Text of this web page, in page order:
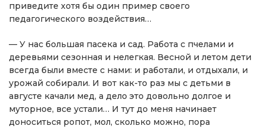
приведите хотя бы один пример своего
педагогического воздействия…
— У нас большая пасека и сад. Работа с пчелами и
деревьями сезонная и нелегкая. Весной и летом дети
всегда были вместе с нами: и работали, и отдыхали, и
урожай собирали. И вот как-то раз мы с детьми в
августе качали мед, а дело это довольно долгое и
муторное, все устали… И тут до меня начинает
доноситься ропот, мол, сколько можно, пора